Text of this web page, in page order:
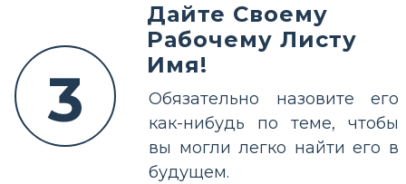
3
Дайте Своему
Рабочему Листу
Имя!
Обязательно назовите его
как-нибудь по теме, чтобы
вы могли легко найти его в
будущем.